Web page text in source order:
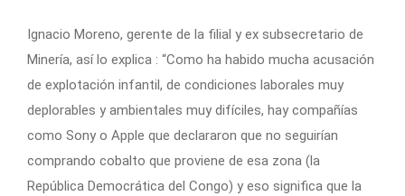
Ignacio Moreno, gerente de la filial y ex subsecretario de
Minería, así lo explica : “Como ha habido mucha acusación
de explotación infantil, de condiciones laborales muy
deplorables y ambientales muy difíciles, hay compañías
como Sony o Apple que declararon que no seguirían
comprando cobalto que proviene de esa zona (la
República Democrática del Congo) y eso significa que la